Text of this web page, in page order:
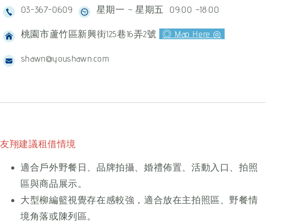
03-367-0609 星期一 ~ 星期五 09:00 ~18:00
桃園市蘆竹區新興街125巷16弄2號 ◎ Map Here ◎
shawn@youshawn.com
友翔建議租借情境
適合戶外野餐日、品牌拍攝、婚禮佈置、活動入口、拍照
區與商品展示。
大型柳編籃視覺存在感較強，適合放在主拍照區、野餐情
境角落或陳列區。